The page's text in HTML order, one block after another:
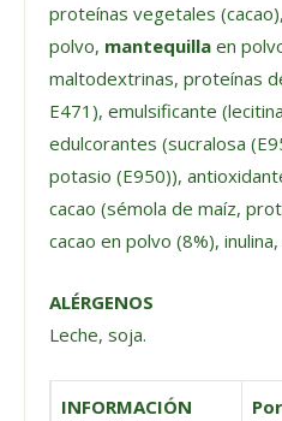
proteínas vegetales (cacao),
polvo, mantequilla en
maltodextrinas, proteínas
E471), emulsificante
edulcorantes (sucralosa
potasio (E950)),
cacao (sémola de maíz,
cacao en polvo (8%), inulina,
ALÉRGENOS
Leche, soja.
INFORMACIÓN